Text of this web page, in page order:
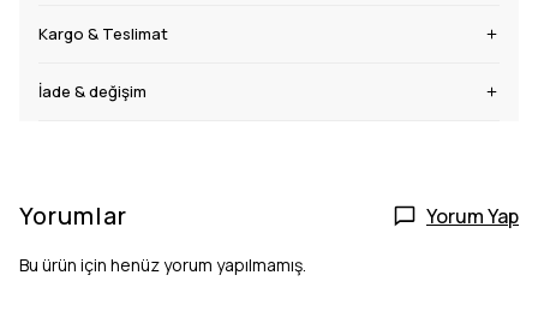
Kargo & Teslimat
İade & değişim
Yorumlar Yorum Yap
Bu ürün için henüz yorum yapılmamış.